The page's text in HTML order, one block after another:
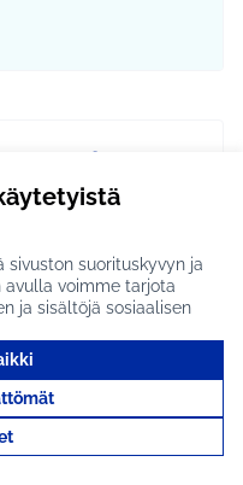
suorituskyvyn ja
avulla voimme tarjota
ja sisältöjä sosiaalisen
hiekka
päällä sekä
mukaan: Ympäristö